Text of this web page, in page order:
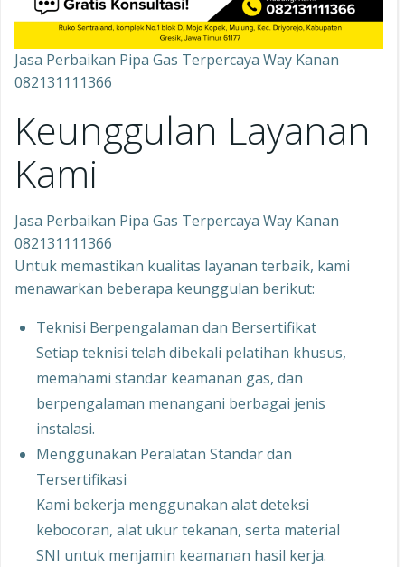
Jasa Perbaikan Pipa Gas Terpercaya Way Kanan
082131111366
Keunggulan Layanan
Kami
Jasa Perbaikan Pipa Gas Terpercaya Way Kanan
082131111366
Untuk memastikan kualitas layanan terbaik, kami
menawarkan beberapa keunggulan berikut:
Teknisi Berpengalaman dan Bersertifikat
Setiap teknisi telah dibekali pelatihan khusus,
memahami standar keamanan gas, dan
berpengalaman menangani berbagai jenis
instalasi.
Menggunakan Peralatan Standar dan
Tersertifikasi
Kami bekerja menggunakan alat deteksi
kebocoran, alat ukur tekanan, serta material
SNI untuk menjamin keamanan hasil kerja.